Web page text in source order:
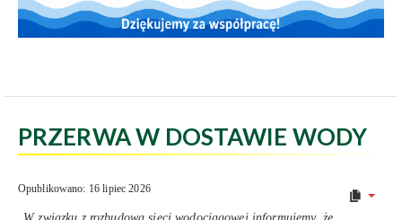
PRZERWA W DOSTAWIE WODY
Opublikowano: 16 lipiec 2026